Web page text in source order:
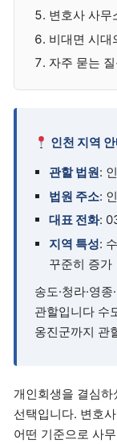
변호사 사무
비대면 시대
자주 묻는
인천 지역
관할 법원:
법원 주소:
대표 전화:
지역 특성:
꾸준히 증가
송도·청라·영
관할입니다 수
옹진군까지 관
개인회생을 결심
선택입니다. 변호
어떤 기준으로 사